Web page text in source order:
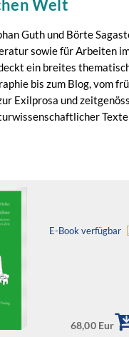
Welt
Guth und Börte
sowie für Arbeiten
ein breites
bis zum Blog, vom
Exilprosa und
E-Book verfügbar
68,00 Eur